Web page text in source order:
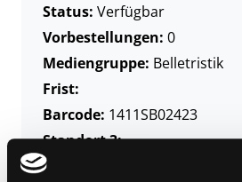
Status: Verfügbar
Vorbestellungen: 0
Mediengruppe: Belletristik
Frist:
Barcode: 1411SB02423
Standort 3: